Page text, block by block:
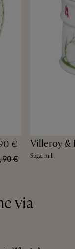
€
€
Villeroy &
Sugar mill
via